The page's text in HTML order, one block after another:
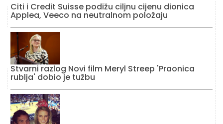
Citi i Credit Suisse podižu ciljnu cijenu dionica
Applea, Veeco na neutralnom položaju
Stvarni razlog Novi film Meryl Streep 'Praonica
rublja' dobio je tužbu